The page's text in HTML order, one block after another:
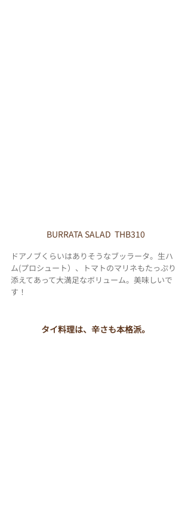
BURRATA SALAD  THB310
ドアノブくらいはありそうなブッラータ。生ハ
ム(プロシュート）、トマトのマリネもたっぷり
添えてあって大満足なボリューム。美味しいで
す！
タイ料理は、辛さも本格派。